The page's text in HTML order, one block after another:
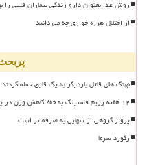
روش غذا بعنوان دارو زندگی بیماران قلبی را
از اختلال هرزه خواری چه می دانید
نهنگ های قاتل باردیگر به یک قایق حمله کردند
۱۲ هفته رژیم فستینگ به حفظ کاهش وزن در یک سال بعد کمک نماید
پرواز گروهی از تنهایی به صرفه تر است
رکورد سرما